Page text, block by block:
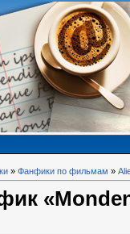
» Фанфики по фильмам »